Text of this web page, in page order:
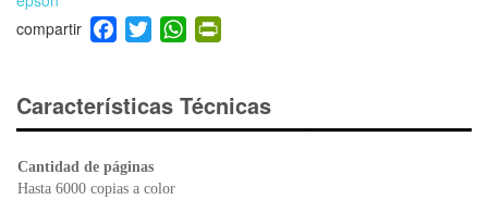
F
a
e
b
o
o
T
wi
er
W
h
s
A
ri
e
Características Técnicas
Cantidad de páginas
Hasta 6000 copias a color